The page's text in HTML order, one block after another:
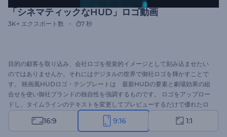
「シネマティックなHUD」ロゴ動画
3K+ エクスポート数 7 秒
目的の顧客を取り込み、会社ロゴを視覚的イメージとして刻み込ませたい
のではありませんか。それにはデジタルの世界で御社ロゴを輝かすことで
す。 映画風HUDロゴ・テンプレートは 最新HUDの要素と劇場効果の組
合せを使い御社ブランドの独自性を強調するものです。 ロゴをアップロー
ドし、タイムラインのテキストを変更してプレビューするだけで優れたロ
ゴアニメーションを制作します。 今すぐ試してみてください！
16:9 9:16 1:1